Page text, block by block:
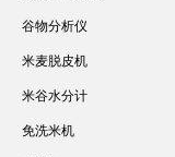
谷物分析仪
米麦脱皮机
米谷水分计
免洗米机